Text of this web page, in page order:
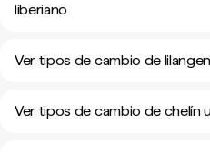
liberiano
Ver tipos de cambio de
Ver tipos de cambio de chelín